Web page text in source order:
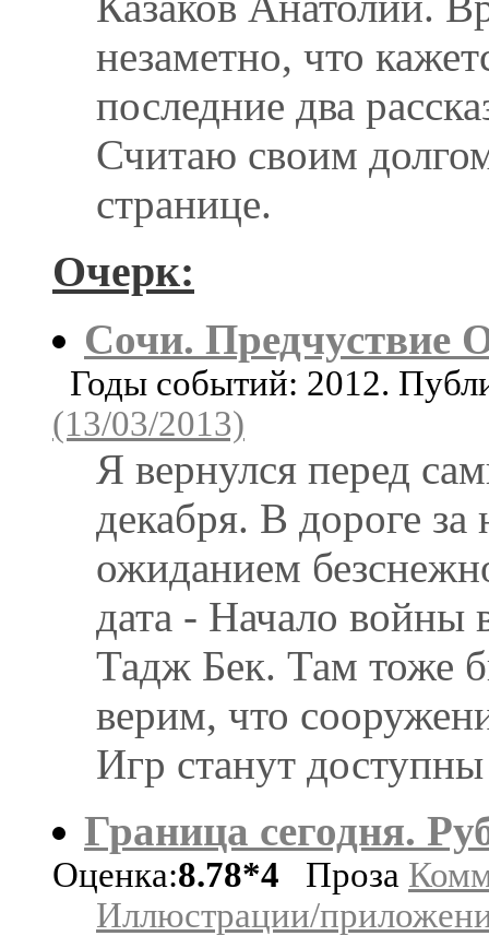
незаметно, что
последние два
Считаю своим
странице.
Очерк:
Сочи. Предчуствие
Годы событий: 2012.
(13/03/2013)
Я вернулся перед
декабря. В дороге
ожиданием
дата - Начало
Тадж Бек. Там тоже
верим, что
Игр станут
Граница сегодня.
Оценка:8.78*4 Проза
Иллюстрации/